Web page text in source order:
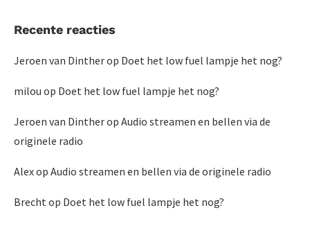
Recente reacties
Jeroen van Dintherop Doet het low fuel lampje het nog?
milou op Doet het low fuel lampje het nog?
Jeroen van Dintherop Audio streamen en bellen via de
originele radio
Alexop Audio streamen en bellen via de originele radio
Brecht op Doet het low fuel lampje het nog?